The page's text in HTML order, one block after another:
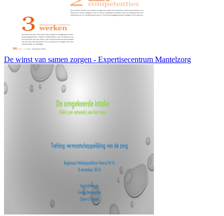
De winst van samen zorgen - Expertisecentrum Mantelzorg